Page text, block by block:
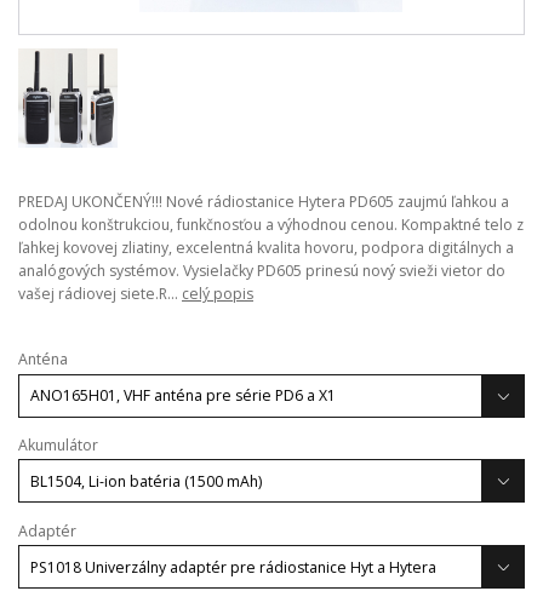
PREDAJ UKONČENÝ!!! Nové rádiostanice Hytera PD605 zaujmú ľahkou a
odolnou konštrukciou, funkčnosťou a výhodnou cenou. Kompaktné telo z
ľahkej kovovej zliatiny, excelentná kvalita hovoru, podpora digitálnych a
analógových systémov. Vysielačky PD605 prinesú nový svieži vietor do
vašej rádiovej siete.R... celý popis
Anténa
Akumulátor
Adaptér